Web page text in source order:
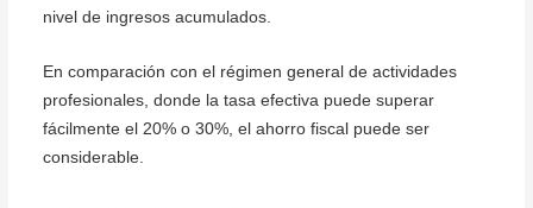
nivel de ingresos acumulados.
En comparación con el régimen general de actividades
profesionales, donde la tasa efectiva puede superar
fácilmente el 20% o 30%, el ahorro fiscal puede ser
considerable.